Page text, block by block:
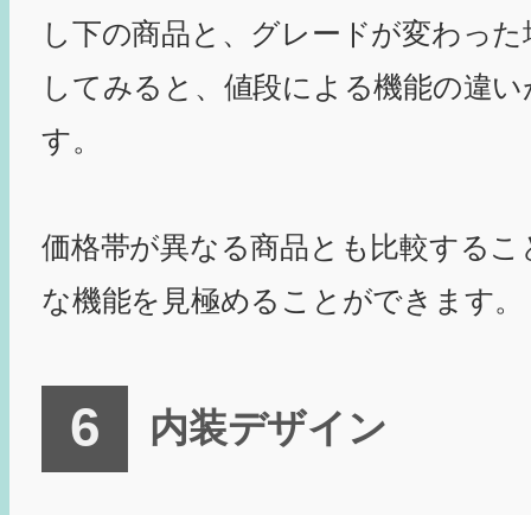
し下の商品と、グレードが変わっ
してみると、値段による機能の違
す。
価格帯が異なる商品とも比較するこ
な機能を見極めることができます。
内装デザイン